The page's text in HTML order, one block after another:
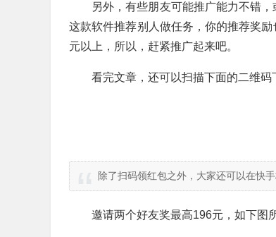
另外，有些朋友可能推广能力不错
这款软件推荐别人做任务，你的推荐奖
元以上，所以，赶紧推广起来吧。
看完文章，还可以扫描下面的二维
除了扫码领红包之外，大家还可以在快
邀请两个好友奖最高196元，如下图